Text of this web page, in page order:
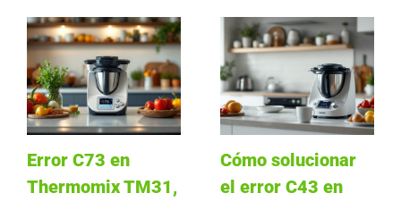
Error C73 en
Thermomix TM31,
Cómo solucionar
el error C43 en